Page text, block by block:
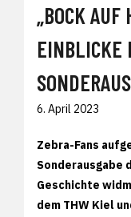
„BOCK
6. April 2023
Zebra-Fans
Sonderausgabe
Geschichte
dem THW Kiel